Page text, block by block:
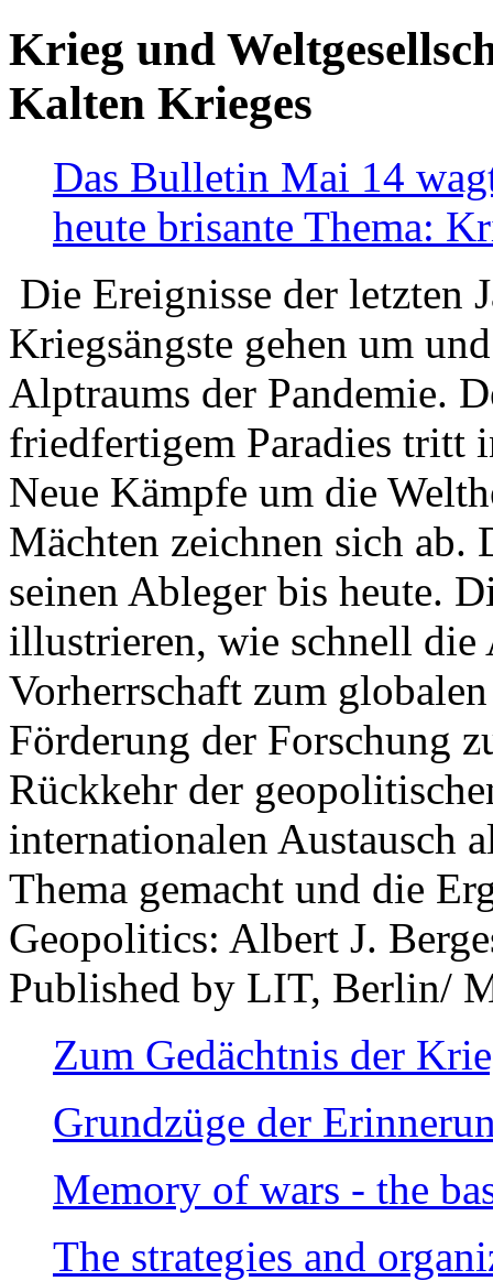
Krieg und
Kalten Krieges
Das Bulletin Mai 14
heute brisante Thema:
Die Ereignisse der letzten
Kriegsängste gehen um
Alptraums der Pandemie.
friedfertigem Paradies tritt
Neue Kämpfe um die
Mächten zeichnen sich
seinen Ableger bis heute.
illustrieren, wie schnell die
Vorherrschaft zum
Förderung der Forschung
Rückkehr der
internationalen Austausch
Thema gemacht und die
Geopolitics: Albert J.
Published by LIT, Berlin/
Zum Gedächtnis der
Grundzüge der
Memory of wars - the
The strategies and